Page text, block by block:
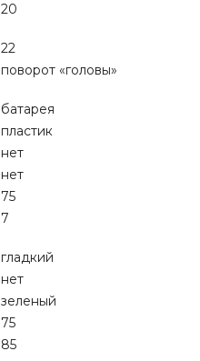
20
22
поворот «головы»
батарея
пластик
нет
нет
75
7
гладкий
нет
зеленый
75
85